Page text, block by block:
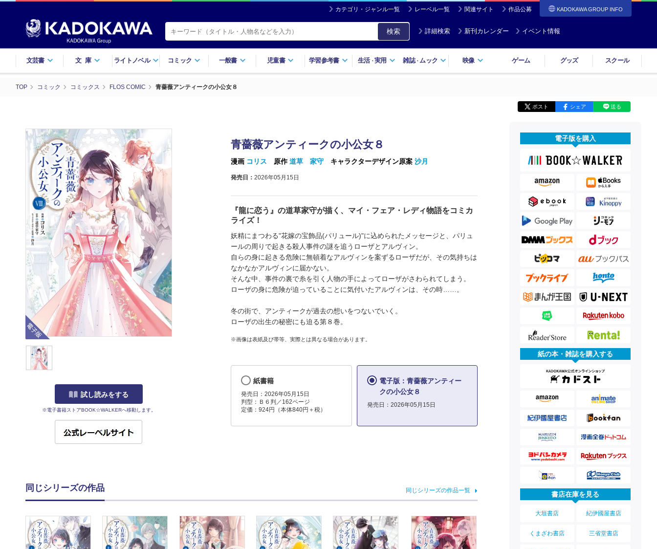
カテゴリ・ジャンル一覧 レーベル一覧 関連サイト 作品公募 KADOKAWA GROUP INFO
検索 詳細検索 新刊カレンダー イベント情報
文芸書 文庫 ライトノベル コミック 一般書 児童書 学習参考書 生活・実用 雑誌・ ムック 映像 ゲーム グッズ スクール
TOP コミック コミックス FLOS COMIC 青薔薇アンティークの小公女８
ポスト シェア 送る
電子版
試し読みをする
※電子書籍ストアBOOK☆WALKERへ移動します。
青薔薇アンティークの小公女８
漫画 コリス 原作道草 家守 キャラクターデザイン原案 沙月
発売日： 2026年05月15日
『龍に恋う』の道草家守が描く、マイ・フェア・レディ物語をコミカ
ライズ！
妖精にまつわる"花嫁の宝飾品(パリュール)"に込められたメッセージと、パリュ
ールの周りで起きる殺人事件の謎を追うローザとアルヴィン。
自らの身に起きる危険に無頓着なアルヴィンを案ずるローザだが、その気持ちは
なかなかアルヴィンに届かない。
そんな中、事件の裏で糸を引く人物の手によってローザがさわられてしまう。
ローザの身に危険が迫っていることに気付いたアルヴィンは、その時……。
冬の街で、アンティークが過去の想いをつないでいく。
ローザの出生の秘密にも迫る第８巻。
※画像は表紙及び帯等、実際とは異なる場合があります。
紙書籍
発売日：2026年05月15日
判型：Ｂ６判／162ページ
定価：924円（本体840円＋税）
電子版：青薔薇アンティー
クの小公女８
発売日：2026年05月15日
同じシリーズの作品 同じシリーズの作品一覧
電子版を購入
紙の本・雑誌を購入する
書店在庫を見る
大垣書店 紀伊國屋書店
くまざわ書店 三省堂書店